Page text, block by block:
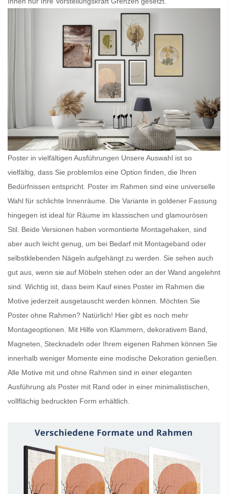
Poster in vielfältigen Ausführungen Unsere Auswahl ist so
vielfältig, dass Sie problemlos eine Option finden, die Ihren
Bedürfnissen entspricht. Poster im Rahmen sind eine universelle
Wahl für schlichte Innenräume. Die Variante in goldener Fassung
hingegen ist ideal für Räume im klassischen und glamourösen
Stil. Beide Versionen haben vormontierte Montagehaken, sind
aber auch leicht genug, um bei Bedarf mit Montageband oder
selbstklebenden Nägeln aufgehängt zu werden. Sie sehen auch
gut aus, wenn sie auf Möbeln stehen oder an der Wand angelehnt
sind. Wichtig ist, dass beim Kauf eines Poster im Rahmen die
Motive jederzeit ausgetauscht werden können. Möchten Sie
Poster ohne Rahmen? Natürlich! Hier gibt es noch mehr
Montageoptionen. Mit Hilfe von Klammern, dekorativem Band,
Magneten, Stecknadeln oder Ihrem eigenen Rahmen können Sie
innerhalb weniger Momente eine modische Dekoration genießen.
Alle Motive mit und ohne Rahmen sind in einer eleganten
Ausführung als Poster mit Rand oder in einer minimalistischen,
vollflächig bedruckten Form erhältlich.